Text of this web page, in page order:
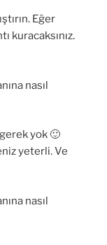
Eğer
kuracaksınız.
gerek yok 🙂
yeterli. Ve